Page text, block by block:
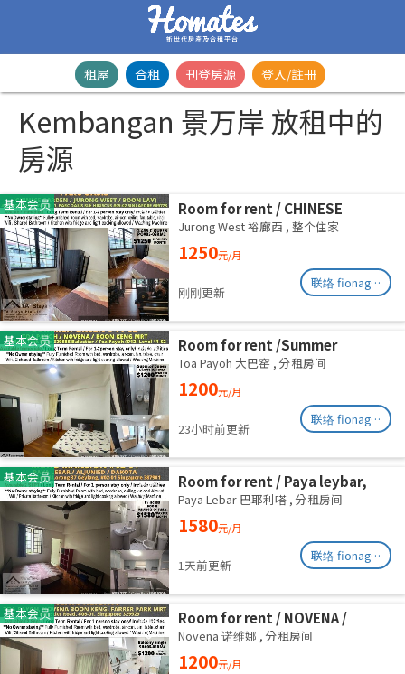
新世代房產及合租平台
租屋 合租 刊登房源 登入/註冊
Kembangan 景万岸 放租中的
房源
基本会员
Room for rent / CHINESE
GARDEN / JURONG WEST /
Common room / 1-2 pax stay /
Available Immediately
Jurong West 裕廊西 , 整个住家
1250元/月
刚刚更新
联络 fionag@transinex.com.sg
基本会员
Room for rent /Summer
Green/Common room/1
pax/Available Immediately
Toa Payoh 大巴窑 , 分租房间
1200元/月
23小时前更新
联络 fionag@transinex.com.sg
基本会员
Room for rent / Paya leybar,
Dakota / Master room / 1pax
stay / Available 2 Sept
Paya Lebar 巴耶利嗒 , 分租房间
1580元/月
1天前更新
联络 fionag@transinex.com.sg
基本会员
Room for rent / NOVENA /
Common room / 1pax stay /
Available Sept 2
Novena 诺维娜 , 分租房间
1200元/月